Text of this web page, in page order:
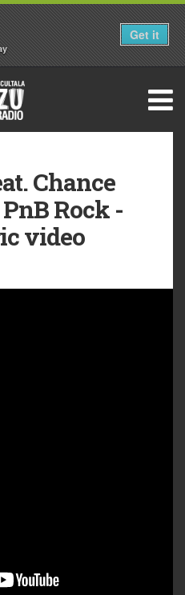
Chance
Rock -
video
Get it